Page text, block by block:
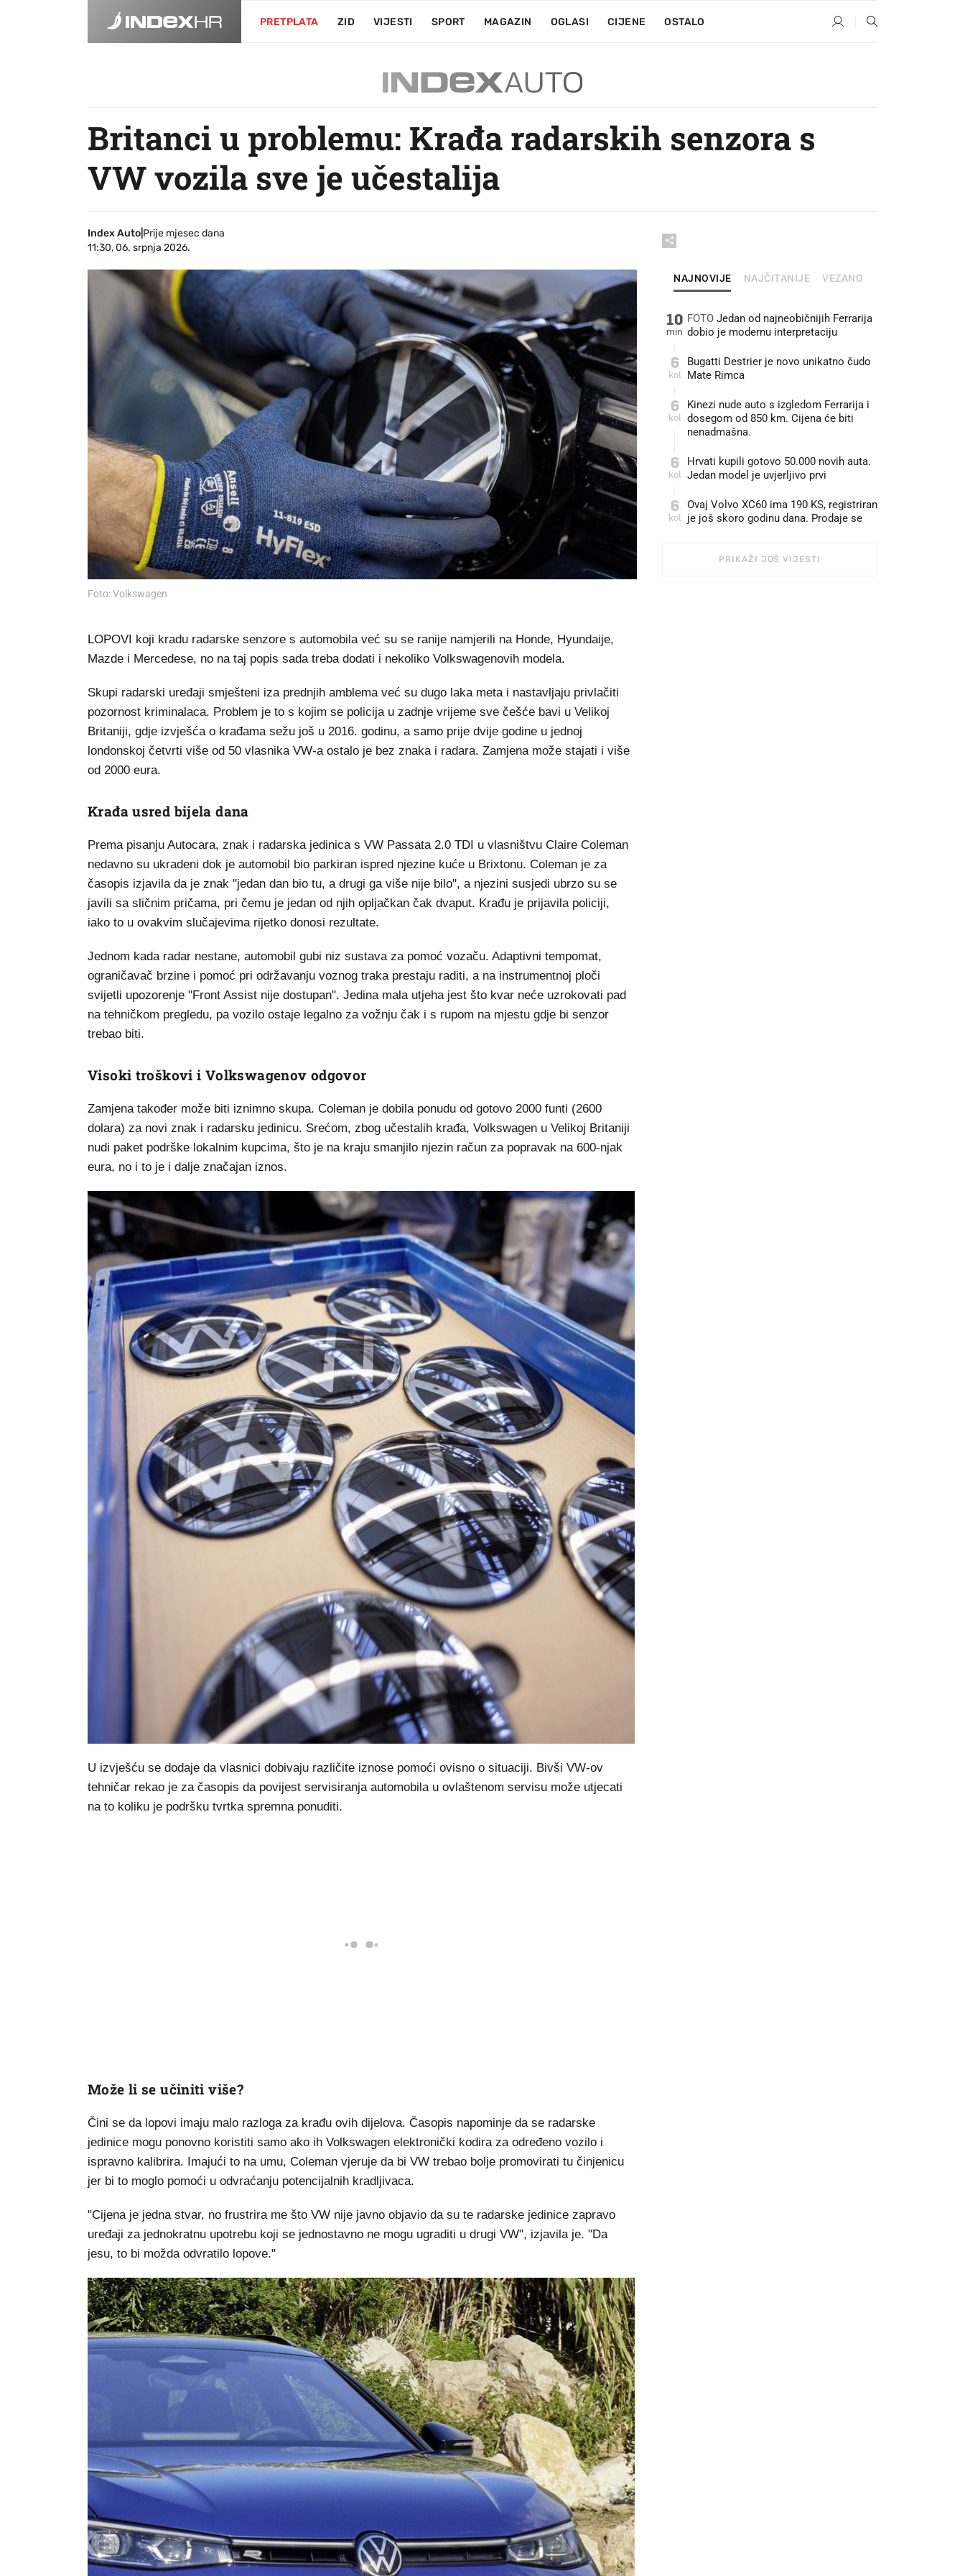
PRETPLATA ZID VIJESTI SPORT MAGAZIN OGLASI CIJENE OSTALO
Britanci u problemu: Krađa radarskih senzora s
VW vozila sve je učestalija
Index Auto
Prije mjesec dana
11:30, 06. srpnja 2026.
Foto: Volkswagen
LOPOVI koji kradu radarske senzore s automobila već su se ranije namjerili na Honde, Hyundaije,
Mazde i Mercedese, no na taj popis sada treba dodati i nekoliko Volkswagenovih modela.
Skupi radarski uređaji smješteni iza prednjih amblema već su dugo laka meta i nastavljaju privlačiti
pozornost kriminalaca. Problem je to s kojim se policija u zadnje vrijeme sve češće bavi u Velikoj
Britaniji, gdje izvješća o krađama sežu još u 2016. godinu, a samo prije dvije godine u jednoj
londonskoj četvrti više od 50 vlasnika VW-a ostalo je bez znaka i radara. Zamjena može stajati i više
od 2000 eura.
Krađa usred bijela dana
Prema pisanju Autocara, znak i radarska jedinica s VW Passata 2.0 TDI u vlasništvu Claire Coleman
nedavno su ukradeni dok je automobil bio parkiran ispred njezine kuće u Brixtonu. Coleman je za
časopis izjavila da je znak "jedan dan bio tu, a drugi ga više nije bilo", a njezini susjedi ubrzo su se
javili sa sličnim pričama, pri čemu je jedan od njih opljačkan čak dvaput. Krađu je prijavila policiji,
iako to u ovakvim slučajevima rijetko donosi rezultate.
Jednom kada radar nestane, automobil gubi niz sustava za pomoć vozaču. Adaptivni tempomat,
ograničavač brzine i pomoć pri održavanju voznog traka prestaju raditi, a na instrumentnoj ploči
svijetli upozorenje "Front Assist nije dostupan". Jedina mala utjeha jest što kvar neće uzrokovati pad
na tehničkom pregledu, pa vozilo ostaje legalno za vožnju čak i s rupom na mjestu gdje bi senzor
trebao biti.
Visoki troškovi i Volkswagenov odgovor
Zamjena također može biti iznimno skupa. Coleman je dobila ponudu od gotovo 2000 funti (2600
dolara) za novi znak i radarsku jedinicu. Srećom, zbog učestalih krađa, Volkswagen u Velikoj Britaniji
nudi paket podrške lokalnim kupcima, što je na kraju smanjilo njezin račun za popravak na 600-njak
eura, no i to je i dalje značajan iznos.
U izvješću se dodaje da vlasnici dobivaju različite iznose pomoći ovisno o situaciji. Bivši VW-ov
tehničar rekao je za časopis da povijest servisiranja automobila u ovlaštenom servisu može utjecati
na to koliku je podršku tvrtka spremna ponuditi.
Može li se učiniti više?
Čini se da lopovi imaju malo razloga za krađu ovih dijelova. Časopis napominje da se radarske
jedinice mogu ponovno koristiti samo ako ih Volkswagen elektronički kodira za određeno vozilo i
ispravno kalibrira. Imajući to na umu, Coleman vjeruje da bi VW trebao bolje promovirati tu činjenicu
jer bi to moglo pomoći u odvraćanju potencijalnih kradljivaca.
"Cijena je jedna stvar, no frustrira me što VW nije javno objavio da su te radarske jedinice zapravo
uređaji za jednokratnu upotrebu koji se jednostavno ne mogu ugraditi u drugi VW", izjavila je. "Da
jesu, to bi možda odvratilo lopove."
NAJNOVIJE NAJČITANIJE VEZANO
10
min
FOTO Jedan od najneobičnijih Ferrarija
dobio je modernu interpretaciju
6
kol
Bugatti Destrier je novo unikatno čudo
Mate Rimca
6
kol
Kinezi nude auto s izgledom Ferrarija i
dosegom od 850 km. Cijena će biti
nenadmašna.
6
kol
Hrvati kupili gotovo 50.000 novih auta.
Jedan model je uvjerljivo prvi
6
kol
Ovaj Volvo XC60 ima 190 KS, registriran
je još skoro godinu dana. Prodaje se
PRIKAŽI JOŠ VIJESTI